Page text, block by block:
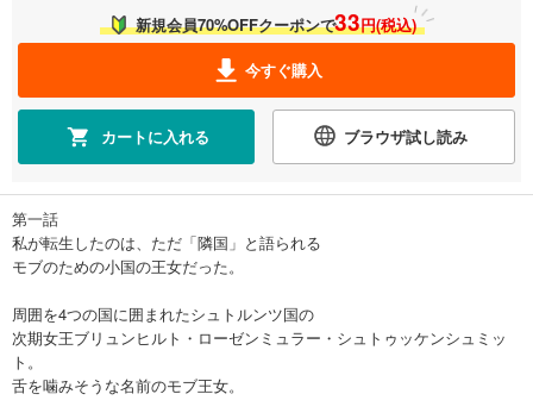
新規会員70%OFFクーポンで33円(税込)
今すぐ購入
カートに入れる ブラウザ試し読み
第一話
私が転生したのは、ただ「隣国」と語られる
モブのための小国の王女だった。
周囲を4つの国に囲まれたシュトルンツ国の
次期女王ブリュンヒルト・ローゼンミュラー・シュトゥッケンシュミッ
ト。
舌を噛みそうな名前のモブ王女。